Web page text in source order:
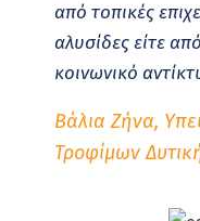
από τοπικές
αλυσίδες είτε
κοινωνικό
Βάλια Ζήνα,
Τροφίμων